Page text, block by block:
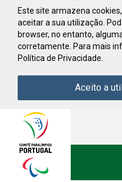
Saltar para conteúdo
Este site armazena
aceitar a sua utilização.
browser, no entanto,
corretamente. Para mais
Política de Privacidade.
Aceito a
Comite
Paralimpico
Portugal